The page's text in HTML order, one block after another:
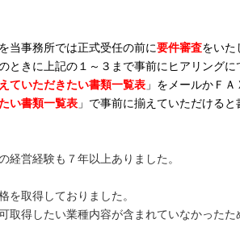
当事務所では正式受任の前に要件審査をいた
ときに上記の１～３まで事前にヒアリングに
ていただきたい書類一覧表」をメールかＦＡ
い書類一覧表」で事前に揃えていただけると
経営経験も７年以上ありました。
を取得しておりました。
取得したい業種内容が含まれていなかった